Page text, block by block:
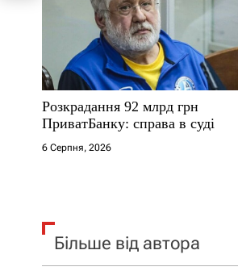
с
і
в
Розкрадання 92 млрд грн
ПриватБанку: справа в суді
6 Серпня, 2026
Більше від автора